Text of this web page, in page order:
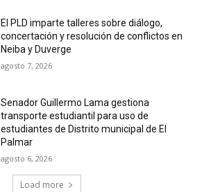
El PLD imparte talleres sobre diálogo,
concertación y resolución de conflictos en
Neiba y Duverge
agosto 7, 2026
Senador Guillermo Lama gestiona
transporte estudiantil para uso de
estudiantes de Distrito municipal de El
Palmar
agosto 6, 2026
Load more